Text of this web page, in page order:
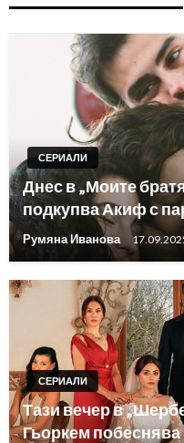
СЕРИАЛИ
Днес в „Моите
подкупва Акиф с
Румяна Иванова
СЕРИАЛИ
Тази вечер в
Гьоркем